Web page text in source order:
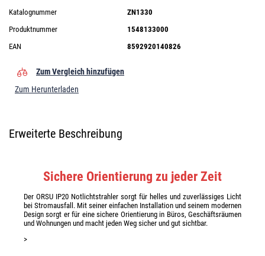
Katalognummer
ZN1330
Produktnummer
1548133000
EAN
8592920140826
Zum Vergleich hinzufügen
Zum Herunterladen
Erweiterte Beschreibung
Sichere Orientierung zu jeder Zeit
Der ORSU IP20 Notlichtstrahler sorgt für helles und zuverlässiges Licht
bei Stromausfall. Mit seiner einfachen Installation und seinem modernen
Design sorgt er für eine sichere Orientierung in Büros, Geschäftsräumen
und Wohnungen und macht jeden Weg sicher und gut sichtbar.
>